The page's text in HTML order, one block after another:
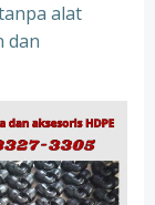
alat
dan